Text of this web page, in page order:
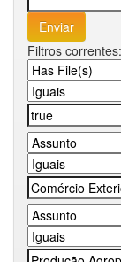
Filtros correntes: